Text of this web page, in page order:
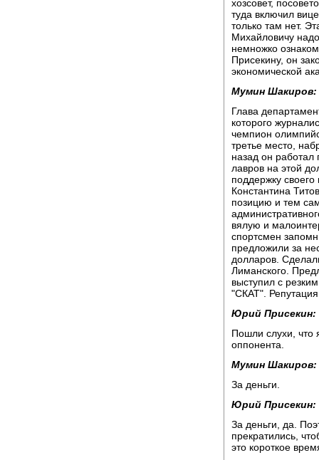
хозсовет,
туда включил
только там нет.
Михайловичу
немножко
Присекину, он
экономической
Мумин Шакиров:
Глава
которого
чемпион
третье место,
назад он
лавров на этой
поддержку своего
Константина
позицию и тем
вялую и
спортсмен
предложили за
долларов.
Лиманского.
выступил с
"СКАТ".
Юрий Присекин:
Пошли слухи, что
оппонента.
Мумин Шакиров:
За деньги.
Юрий Присекин:
За деньги, да.
прекратились,
это короткое